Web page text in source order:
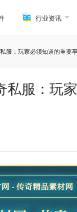
行业资讯
服：玩家必须知道的重要
服：玩